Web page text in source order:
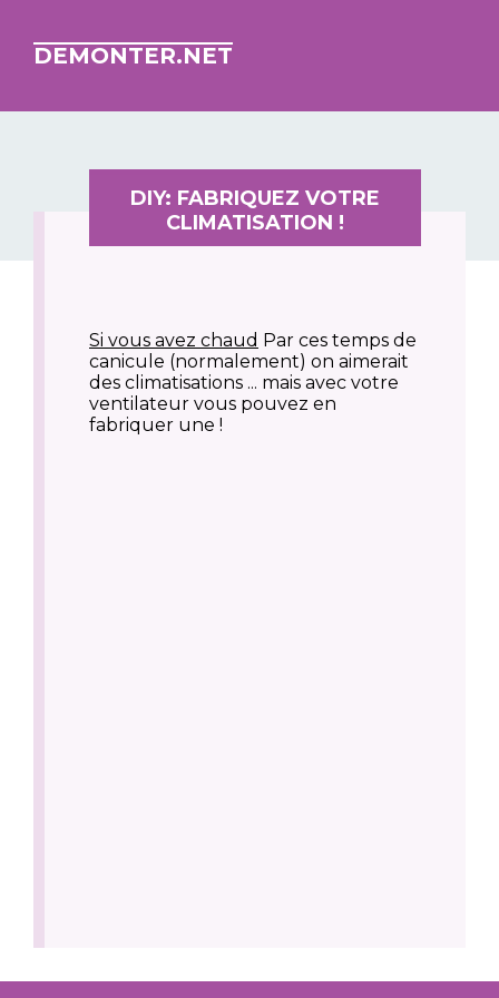
DEMONTER.NET
DIY: FABRIQUEZ VOTRE
CLIMATISATION !
Si vous avez chaud Par ces temps de
canicule (normalement) on aimerait
des climatisations ... mais avec votre
ventilateur vous pouvez en
fabriquer une !